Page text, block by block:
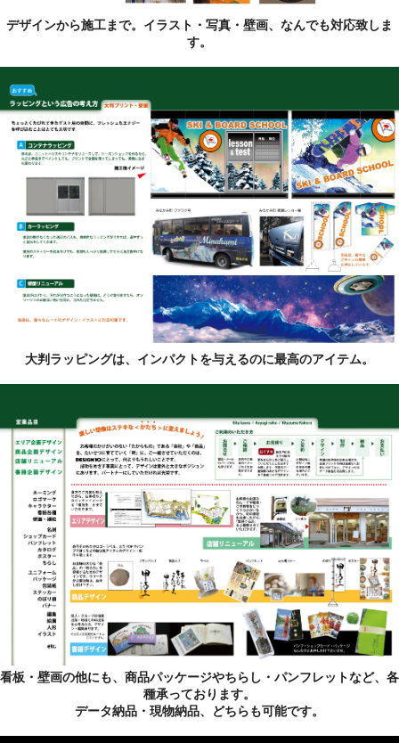
デザインから施工まで。イラスト・写真・壁画、なんでも対応致しま
す。
大判ラッピングは、インパクトを与えるのに最高のアイテム。
看板・壁画の他にも、商品パッケージやちらし・パンフレットなど、各
種承っております。
データ納品・現物納品、どちらも可能です。